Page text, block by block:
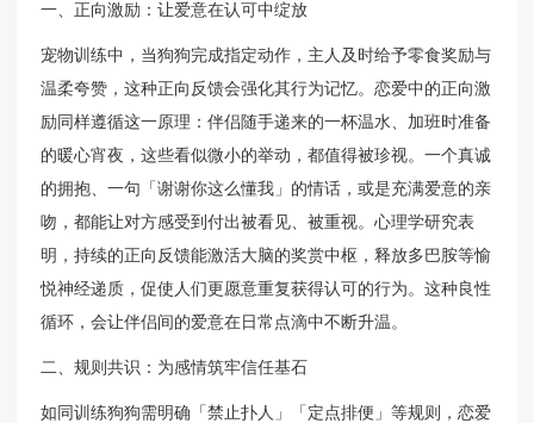
一、正向激励：让爱意在认可中绽放
宠物训练中，当狗狗完成指定动作，主人及时给予零食奖励与
温柔夸赞，这种正向反馈会强化其行为记忆。恋爱中的正向激
励同样遵循这一原理：伴侣随手递来的一杯温水、加班时准备
的暖心宵夜，这些看似微小的举动，都值得被珍视。一个真诚
的拥抱、一句「谢谢你这么懂我」的情话，或是充满爱意的亲
吻，都能让对方感受到付出被看见、被重视。心理学研究表
明，持续的正向反馈能激活大脑的奖赏中枢，释放多巴胺等愉
悦神经递质，促使人们更愿意重复获得认可的行为。这种良性
循环，会让伴侣间的爱意在日常点滴中不断升温。
二、规则共识：为感情筑牢信任基石
如同训练狗狗需明确「禁止扑人」「定点排便」等规则，恋爱